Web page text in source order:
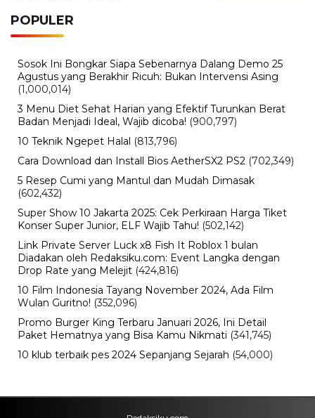
POPULER
Sosok Ini Bongkar Siapa Sebenarnya Dalang Demo 25
Agustus yang Berakhir Ricuh: Bukan Intervensi Asing
(1,000,014)
3 Menu Diet Sehat Harian yang Efektif Turunkan Berat
Badan Menjadi Ideal, Wajib dicoba! (900,797)
10 Teknik Ngepet Halal (813,796)
Cara Download dan Install Bios AetherSX2 PS2 (702,349)
5 Resep Cumi yang Mantul dan Mudah Dimasak
(602,432)
Super Show 10 Jakarta 2025: Cek Perkiraan Harga Tiket
Konser Super Junior, ELF Wajib Tahu! (502,142)
Link Private Server Luck x8 Fish It Roblox 1 bulan
Diadakan oleh Redaksiku.com: Event Langka dengan
Drop Rate yang Melejit (424,816)
10 Film Indonesia Tayang November 2024, Ada Film
Wulan Guritno! (352,096)
Promo Burger King Terbaru Januari 2026, Ini Detail
Paket Hematnya yang Bisa Kamu Nikmati (341,745)
10 klub terbaik pes 2024 Sepanjang Sejarah (54,000)